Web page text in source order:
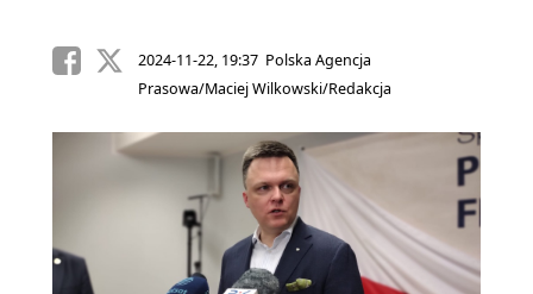
2024-11-22, 19:37 Polska Agencja
Prasowa/Maciej Wilkowski/Redakcja